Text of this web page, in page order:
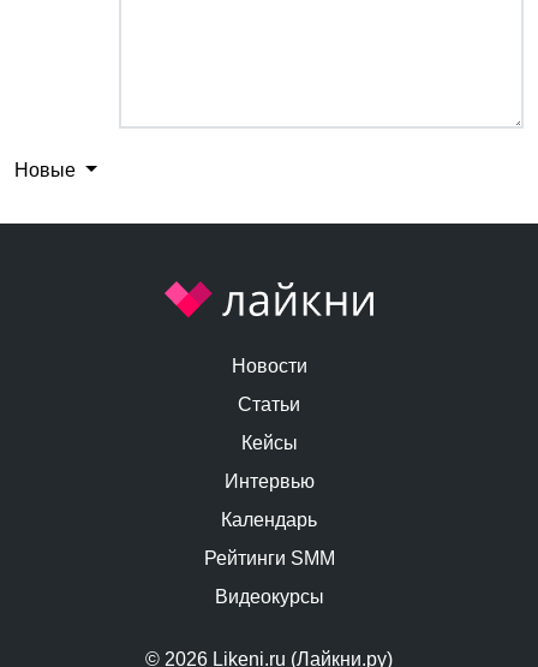
Новые
© 2026 Likeni.ru (Лайкни.ру)
Новости
Статьи
Кейсы
Интервью
Календарь
Рейтинги SMM
Видеокурсы